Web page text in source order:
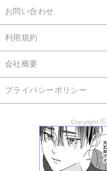
お問い合わせ
利用規約
会社概要
プライバシーポリシー
Copyright©